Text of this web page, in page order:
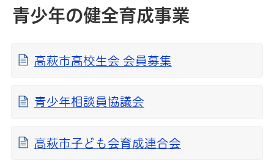
青少年の健全育成事業
高萩市高校生会 会員募集
青少年相談員協議会
高萩市子ども会育成連合会